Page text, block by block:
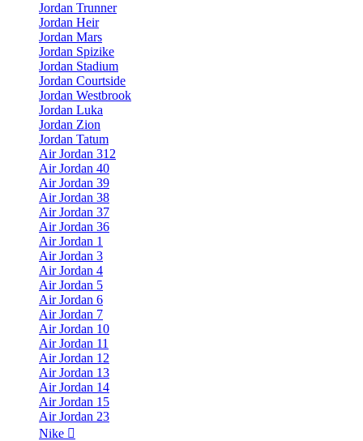
Jordan Trunner
Jordan Heir
Jordan Mars
Jordan Spizike
Jordan Stadium
Jordan Courtside
Jordan Westbrook
Jordan Luka
Jordan Zion
Jordan Tatum
Air Jordan 312
Air Jordan 40
Air Jordan 39
Air Jordan 38
Air Jordan 37
Air Jordan 36
Air Jordan 1
Air Jordan 3
Air Jordan 4
Air Jordan 5
Air Jordan 6
Air Jordan 7
Air Jordan 10
Air Jordan 11
Air Jordan 12
Air Jordan 13
Air Jordan 14
Air Jordan 15
Air Jordan 23
Nike